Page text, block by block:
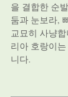
을 결합한 순
둠과 눈보라,
교묘히 사냥
리아 호랑이
니다.